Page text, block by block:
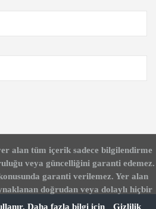
alan tüm içerik sadece bilgilendirme
veya güncelliğini garanti edemez.
garanti verilemez. Yer alan
doğrudan veya dolaylı hiçbir
değildir. Bu siteyi kullanarak bu
Daha fazla bilgi için Gizlilik